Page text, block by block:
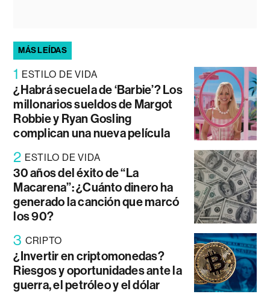
MÁS LEÍDAS
1 ESTILO DE VIDA
¿Habrá secuela de ‘Barbie’? Los
millonarios sueldos de Margot
Robbie y Ryan Gosling
complican una nueva película
2 ESTILO DE VIDA
30 años del éxito de “La
Macarena”: ¿Cuánto dinero ha
generado la canción que marcó
los 90?
3 CRIPTO
¿Invertir en criptomonedas?
Riesgos y oportunidades ante la
guerra, el petróleo y el dólar